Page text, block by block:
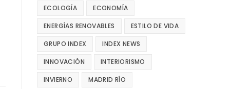
ECOLOGÍA ECONOMÍA
ENERGÍAS RENOVABLES ESTILO DE VIDA
GRUPO INDEX INDEX NEWS
INNOVACIÓN INTERIORISMO
INVIERNO MADRID RÍO